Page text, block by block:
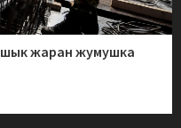
жаран жумушка